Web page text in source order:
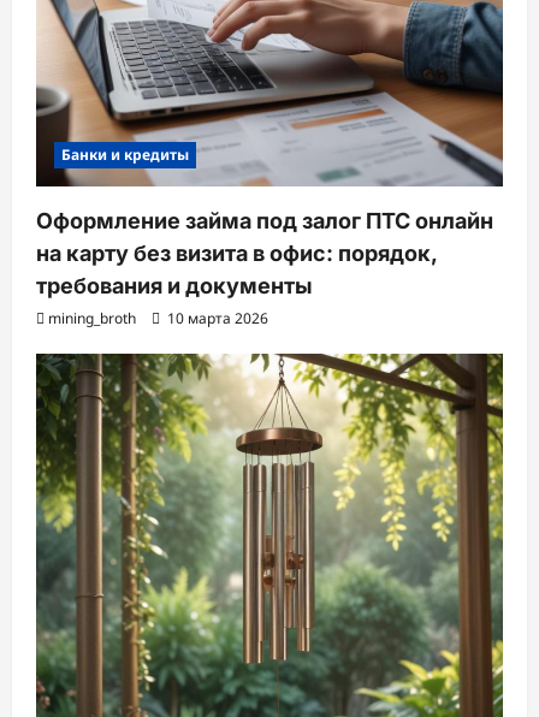
Банки и кредиты
Оформление займа под залог ПТС онлайн
на карту без визита в офис: порядок,
требования и документы
mining_broth 10 марта 2026